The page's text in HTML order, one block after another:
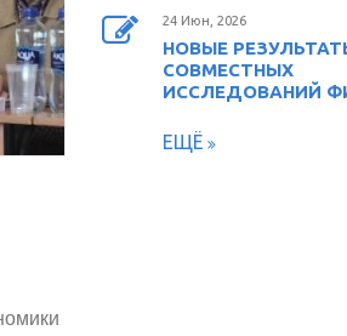
24 Июн, 2026
НОВЫЕ
СОВМЕСТНЫХ
ИССЛЕДОВАНИЙ
ЕЩЁ